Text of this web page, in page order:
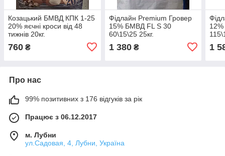
Козацький БМВД КПК 1-25
20% яєчні кроси від 48
тижнів 20кг.
760 ₴
Фідлайн Premium Гровер
15% БМВД FL S 30
60\15\25 25кг.
1 380₴ 1
Про нас
99% позитивних з 176 відгуків за рік
Працює з 06.12.2017
м. Лубни
ул.Садовая, 4, Лубни, Україна